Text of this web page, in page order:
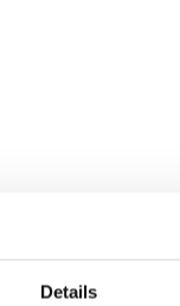
Details